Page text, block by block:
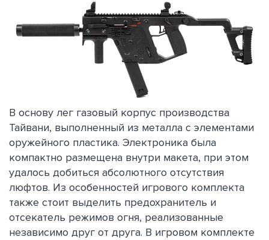
В основу лег газовый корпус производства
Тайвани, выполненный из металла с элементами
оружейного пластика. Электроника была
компактно размещена внутри макета, при этом
удалось добиться абсолютного отсутствия
люфтов. Из особенностей игрового комплекта
также стоит выделить предохранитель и
отсекатель режимов огня, реализованные
независимо друг от друга. В игровом комплекте